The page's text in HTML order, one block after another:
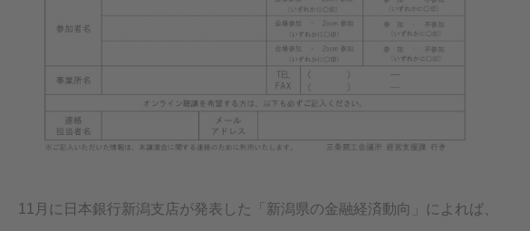
11月に日本銀行新潟支店が発表した「新潟県の金融経済動向」によれば、